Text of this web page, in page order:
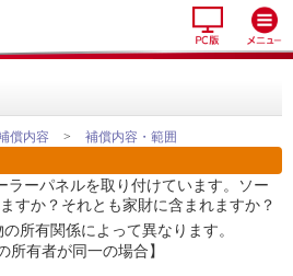
償内容 > 補償内容・範囲
ラーパネルを取り付けています。ソー
すか？それとも家財に含まれますか？
所有関係によって異なります。
所有者が同一の場合】